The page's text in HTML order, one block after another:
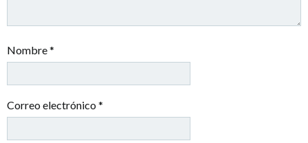
Nombre*
Correo electrónico*